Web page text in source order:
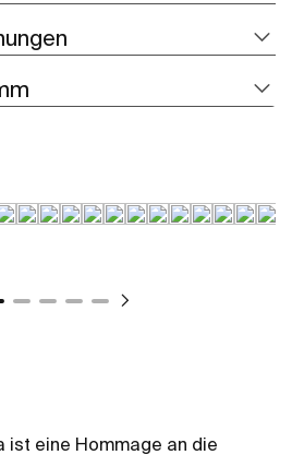
ist eine Hommage an die